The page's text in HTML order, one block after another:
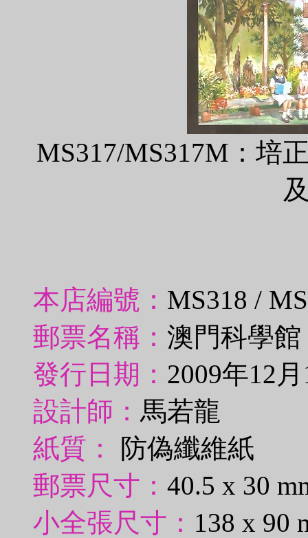
MS317/MS317M：培
本店編號： MS318 /
郵票名稱： 澳門科學
發行日期： 2009年12
設計師： 馬若龍
紙質：
防偽纖維紙
郵票尺寸： 40.5 x 30
小全張尺寸： 138 x 90